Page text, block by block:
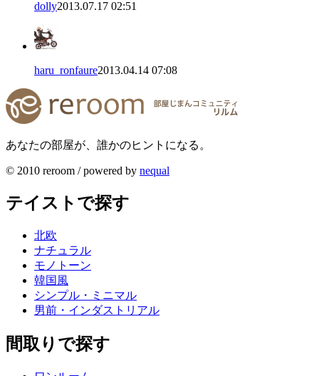
dolly2013.07.17 02:51
haru_ronfaure2013.04.14 07:08
あなたの部屋が、誰かのヒントになる。
© 2010 reroom / powered by nequal
テイストで探す
北欧
ナチュラル
モノトーン
韓国風
シンプル・ミニマル
男前・インダストリアル
間取りで探す